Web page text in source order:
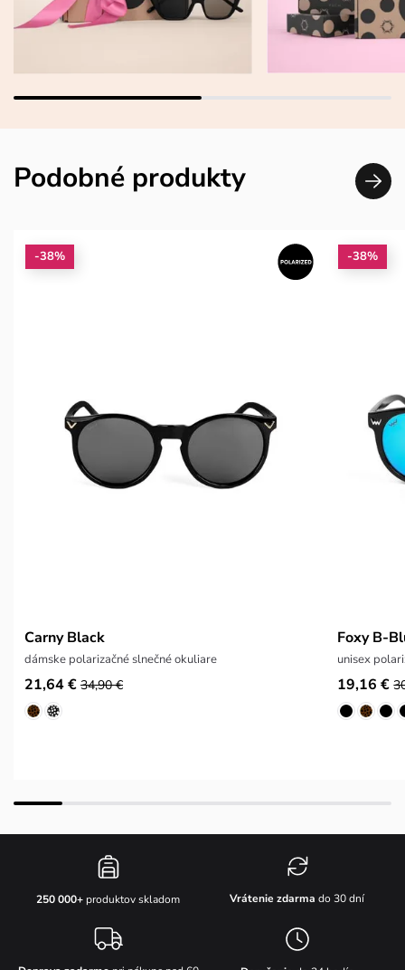
Podobné produkty
-38%
Carny Black
dámske polarizačné slnečné okuliare
21,64 € 34,90 €
-38%
Foxy B-
unisex
19,16 €
250 000+ produktov skladom Vrátenie zdarma do 30 dní